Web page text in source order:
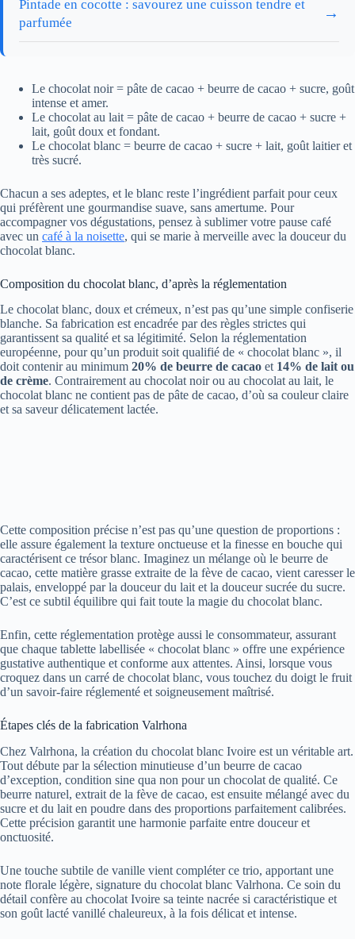
Pintade en cocotte : savourez une cuisson tendre et
parfumée
→
Le chocolat noir = pâte de cacao + beurre de cacao + sucre, goût
intense et amer.
Le chocolat au lait = pâte de cacao + beurre de cacao + sucre +
lait, goût doux et fondant.
Le chocolat blanc = beurre de cacao + sucre + lait, goût laitier et
très sucré.
Chacun a ses adeptes, et le blanc reste l’ingrédient parfait pour ceux
qui préfèrent une gourmandise suave, sans amertume. Pour
accompagner vos dégustations, pensez à sublimer votre pause café
avec un café à la noisette, qui se marie à merveille avec la douceur du
chocolat blanc.
Composition du chocolat blanc, d’après la réglementation
Le chocolat blanc, doux et crémeux, n’est pas qu’une simple confiserie
blanche. Sa fabrication est encadrée par des règles strictes qui
garantissent sa qualité et sa légitimité. Selon la réglementation
européenne, pour qu’un produit soit qualifié de « chocolat blanc », il
doit contenir au minimum 20% de beurre de cacao et 14% de lait ou
de crème. Contrairement au chocolat noir ou au chocolat au lait, le
chocolat blanc ne contient pas de pâte de cacao, d’où sa couleur claire
et sa saveur délicatement lactée.
Cette composition précise n’est pas qu’une question de proportions :
elle assure également la texture onctueuse et la finesse en bouche qui
caractérisent ce trésor blanc. Imaginez un mélange où le beurre de
cacao, cette matière grasse extraite de la fève de cacao, vient caresser le
palais, enveloppé par la douceur du lait et la douceur sucrée du sucre.
C’est ce subtil équilibre qui fait toute la magie du chocolat blanc.
Enfin, cette réglementation protège aussi le consommateur, assurant
que chaque tablette labellisée « chocolat blanc » offre une expérience
gustative authentique et conforme aux attentes. Ainsi, lorsque vous
croquez dans un carré de chocolat blanc, vous touchez du doigt le fruit
d’un savoir-faire réglementé et soigneusement maîtrisé.
Étapes clés de la fabrication Valrhona
Chez Valrhona, la création du chocolat blanc Ivoire est un véritable art.
Tout débute par la sélection minutieuse d’un beurre de cacao
d’exception, condition sine qua non pour un chocolat de qualité. Ce
beurre naturel, extrait de la fève de cacao, est ensuite mélangé avec du
sucre et du lait en poudre dans des proportions parfaitement calibrées.
Cette précision garantit une harmonie parfaite entre douceur et
onctuosité.
Une touche subtile de vanille vient compléter ce trio, apportant une
note florale légère, signature du chocolat blanc Valrhona. Ce soin du
détail confère au chocolat Ivoire sa teinte nacrée si caractéristique et
son goût lacté vanillé chaleureux, à la fois délicat et intense.